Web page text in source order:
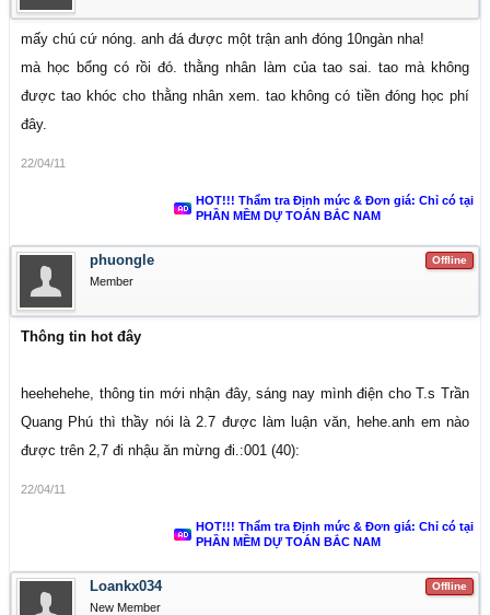
mấy chú cứ nóng. anh đá được một trận anh đóng 10ngàn nha!
mà học bổng có rồi đó. thằng nhân làm của tao sai. tao mà không
được tao khóc cho thằng nhân xem. tao không có tiền đóng học phí
đây.
22/04/11
HOT!!! Thẩm tra Định mức & Đơn giá: Chỉ có tại
PHẦN MỀM DỰ TOÁN BẮC NAM
Offline
phuongle
Member
Thông tin hot đây
heehehehe, thông tin mới nhận đây, sáng nay mình điện cho T.s Trần
Quang Phú thì thầy nói là 2.7 được làm luận văn, hehe.anh em nào
được trên 2,7 đi nhậu ăn mừng đi.:001 (40):
22/04/11
HOT!!! Thẩm tra Định mức & Đơn giá: Chỉ có tại
PHẦN MỀM DỰ TOÁN BẮC NAM
Offline
Loankx034
New Member